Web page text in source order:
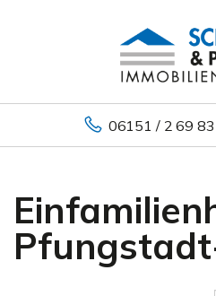
06151 / 2 69 83